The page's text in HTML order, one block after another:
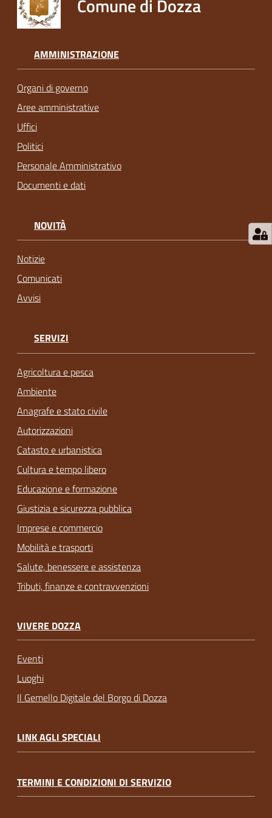
Comune di Dozza
AMMINISTRAZIONE
Organi di governo
Aree amministrative
Uffici
Politici
Personale Amministrativo
Documenti e dati
NOVITÀ
Notizie
Comunicati
Avvisi
SERVIZI
Agricoltura e pesca
Ambiente
Anagrafe e stato civile
Autorizzazioni
Catasto e urbanistica
Cultura e tempo libero
Educazione e formazione
Giustizia e sicurezza pubblica
Imprese e commercio
Mobilità e trasporti
Salute, benessere e assistenza
Tributi, finanze e contravvenzioni
VIVERE DOZZA
Eventi
Luoghi
Il Gemello Digitale del Borgo di Dozza
LINK AGLI SPECIALI
TERMINI E CONDIZIONI DI SERVIZIO